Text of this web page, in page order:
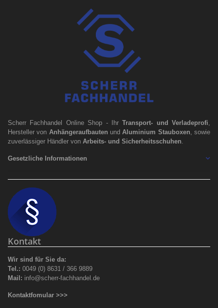
Scherr Fachhandel Online Shop - IhrTransport- und Verladeprofi,
Hersteller von Anhängeraufbauten und Aluminium Stauboxen, sowie
zuverlässiger Händler von Arbeits- und Sicherheitsschuhen.
Gesetzliche Informationen
Kontakt
Wir sind für Sie da:
Tel.: 0049 (0) 8631 / 366 9889
Mail: info@scherr-fachhandel.de
Kontaktfomular >>>